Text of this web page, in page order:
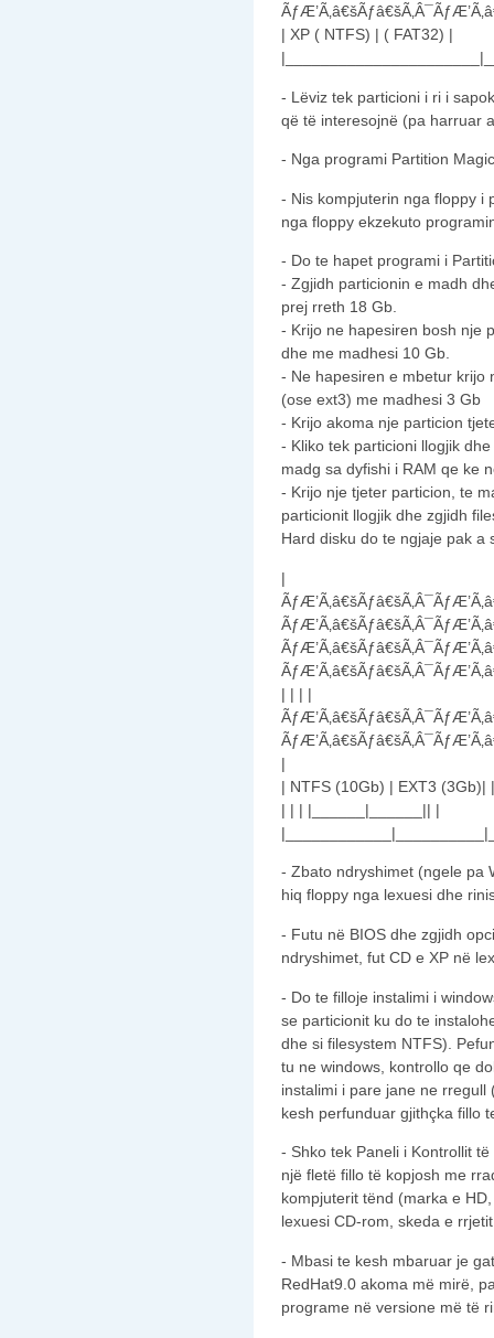
| XP ( NTFS) | ( FAT32) |
- Lëviz tek particioni i ri i
që të interesojnë (pa harruar
- Nga programi Partition
- Nis kompjuterin nga floppy i
nga floppy ekzekuto
- Do te hapet programi i
- Zgjidh particionin e madh
prej rreth 18 Gb.
- Krijo ne hapesiren bosh nje
dhe me madhesi 10 Gb.
- Ne hapesiren e mbetur krijo
(ose ext3) me madhesi 3 Gb
- Krijo akoma nje particion
- Kliko tek particioni llogjik
madg sa dyfishi i RAM qe ke
- Krijo nje tjeter particion, te
particionit llogjik dhe zgjidh
Hard disku do te ngjaje pak a
|
| | | |
|
| NTFS (10Gb) | EXT3 (3Gb)|
| | | |______|______|| |
- Zbato ndryshimet (ngele pa
hiq floppy nga lexuesi dhe
- Futu në BIOS dhe zgjidh
ndryshimet, fut CD e XP në
- Do te filloje instalimi i
se particionit ku do te
dhe si filesystem NTFS).
tu ne windows, kontrollo qe
instalimi i pare jane ne rregull
kesh perfunduar gjithçka fillo
- Shko tek Paneli i Kontrollit
një fletë fillo të kopjosh me
kompjuterit tënd (marka e
lexuesi CD-rom, skeda e
- Mbasi te kesh mbaruar je
RedHat9.0 akoma më mirë,
programe në versione më të